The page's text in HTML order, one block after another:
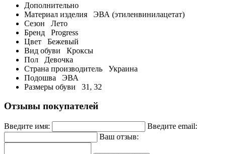
Дополнительно
Материал изделия
ЭВА (этиленвинилацетат)
Сезон
Лето
Бренд
Progress
Цвет
Бежевый
Вид обуви
Кроксы
Пол
Девочка
Страна производитель
Украина
Подошва
ЭВА
Размеры обуви
31, 32
Отзывы покупателей
Введите имя:
Введите email:
Ваш отзыв: